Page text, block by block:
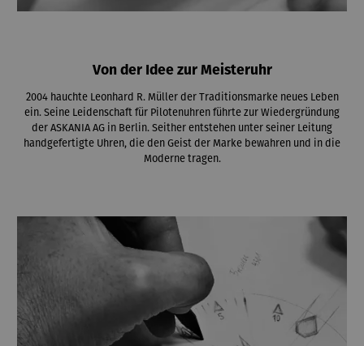
Von der Idee zur Meisteruhr
2004 hauchte Leonhard R. Müller der Traditionsmarke neues Leben
ein. Seine Leidenschaft für Pilotenuhren führte zur Wiedergründung
der ASKANIA AG in Berlin. Seither entstehen unter seiner Leitung
handgefertigte Uhren, die den Geist der Marke bewahren und in die
Moderne tragen.